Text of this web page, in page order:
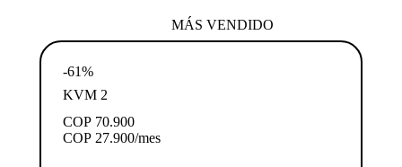
MÁS VENDIDO
-61%
KVM 2
COP 70.900
COP 27.900/mes